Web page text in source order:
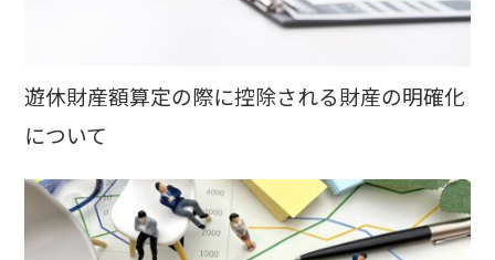
遊休財産額算定の際に控除される財産の明確化
について